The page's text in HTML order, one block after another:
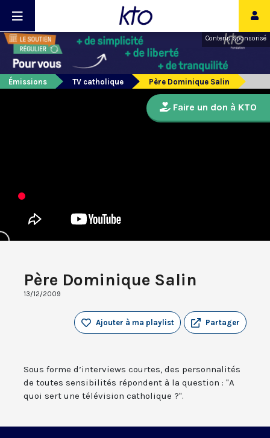
Contenu sponsorisé
Émissions TV catholique Père Dominique Salin
Père Dominique Salin
13/12/2009
Partager
Ajouter à ma playlist
Sous forme d’interviews courtes, des personnalités
de toutes sensibilités répondent à la question : "A
quoi sert une télévision catholique ?".
Faire un don à KTO